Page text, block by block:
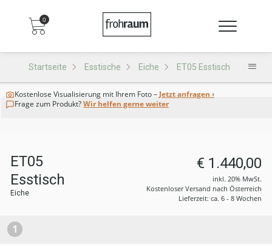
0
Startseite Esstische Eiche ET05 Esstisch
Kostenlose Visualisierung mit Ihrem Foto – Jetzt anfragen ›
Frage zum Produkt?Wir helfen gerne weiter
ET05
Esstisch
Eiche
€ 1.440,00
inkl. 20% MwSt.
Kostenloser Versand nach Österreich
Lieferzeit: ca. 6 - 8 Wochen
1